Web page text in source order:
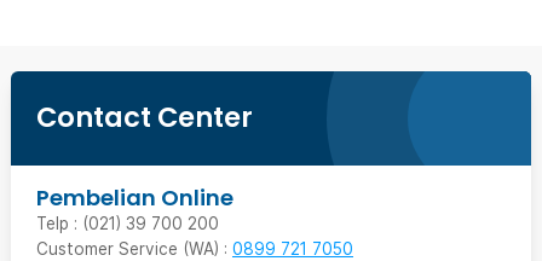
Contact Center
Pembelian Online
Telp : (021) 39 700 200
Customer Service (WA) : 0899 721 7050